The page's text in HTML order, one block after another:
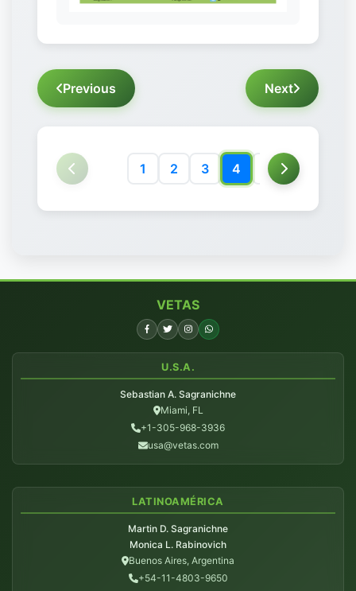
Previous Next
1 2 3 4 5 6
VETAS
U.S.A.
Sebastian A. Sagranichne
Miami, FL
+1-305-968-3936
usa@vetas.com
LATINOAMÉRICA
Martin D. Sagranichne
Monica L. Rabinovich
Buenos Aires, Argentina
+54-11-4803-9650